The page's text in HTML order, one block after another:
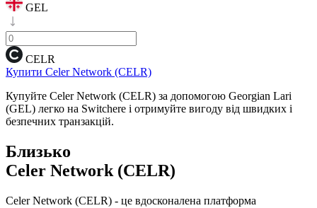
GEL
CELR
Купити Celer Network (CELR)
Купуйте Celer Network (CELR) за допомогою Georgian Lari
(GEL) легко на Switchere і отримуйте вигоду від швидких і
безпечних транзакцій.
Близько
Celer Network (CELR)
Celer Network (CELR) - це вдосконалена платформа